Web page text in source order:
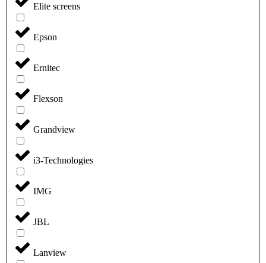
Elite screens
Epson
Ernitec
Flexson
Grandview
i3-Technologies
IMG
JBL
Lanview